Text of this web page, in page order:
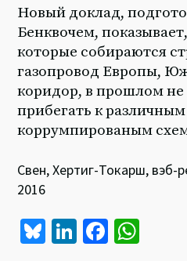
Новый доклад,
Бенквочем,
которые собираются
газопровод Европы,
коридор, в прошлом
прибегать к
коррумпированым
Свен, Хертиг-Токарш,
2016
Bl Li Fa